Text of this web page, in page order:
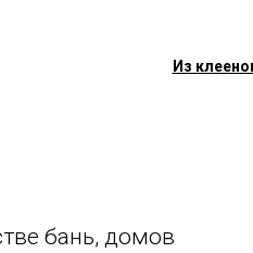
Из
бань, домов